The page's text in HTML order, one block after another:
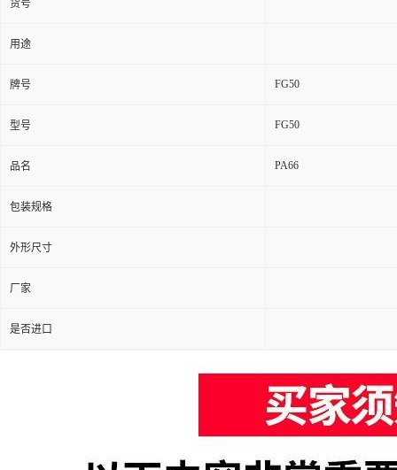
货号
用途
牌号 FG50
型号 FG50
品名 PA66
包装规格
外形尺寸
厂家
是否进口